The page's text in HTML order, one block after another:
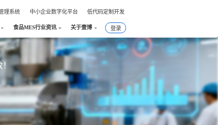
理系统 中小企业数字化平台 低代码定制开发
食品MES行业资讯 关于壹博 登录
！